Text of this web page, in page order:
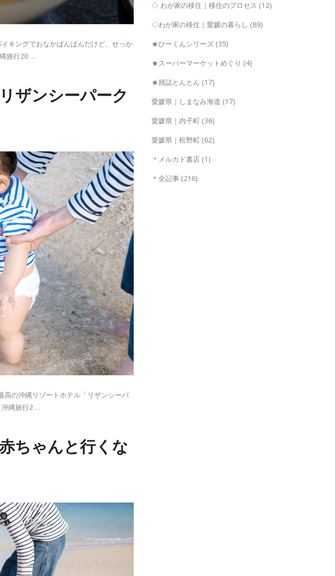
キングでおなかぱんぱんだけど、せっか
旅行20 …
ザンシーパーク
高の沖縄リゾートホテル「リザンシーパ
縄旅行2 …
ちゃんと行くな
◇ わが家の移住｜移住のプロセス (12)
◇わが家の移住｜愛媛の暮らし (89)
★ひーくんシリーズ (35)
★スーパーマーケットめぐり (4)
★雑誌とんとん (17)
愛媛県｜しまなみ海道 (17)
愛媛県｜内子町 (36)
愛媛県｜松野町 (62)
＊メルカド書店 (1)
＊全記事 (216)